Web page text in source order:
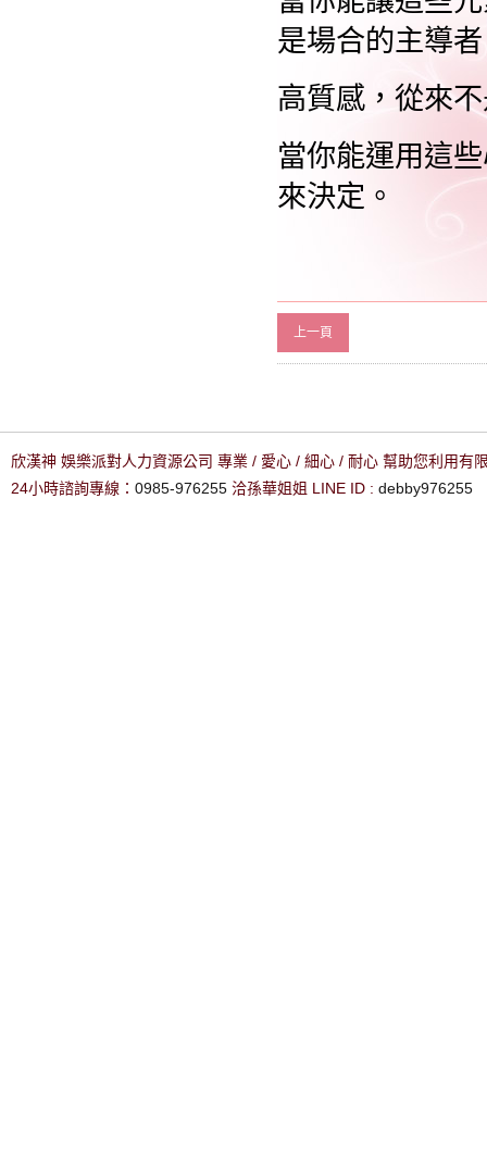
是場合的主導
高質感，從來
當你能運用這
來決定。
上一頁
欣漢神 娛樂派對人力資源公司 專業 / 愛心 / 細心 / 耐心 幫助您利用有
24小時諮詢專線： 0985-976255 洽孫華姐姐 LINE ID : debby976255